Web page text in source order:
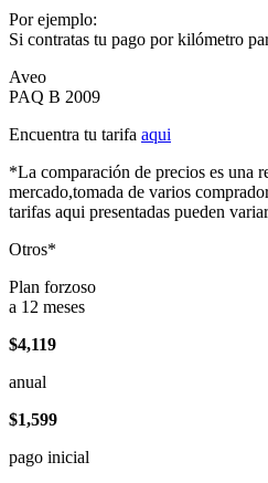
Por ejemplo:
Si contratas tu pago por kilómetro
Aveo
PAQ B 2009
Encuentra tu tarifa aqui
*La comparación de precios es una
mercado,tomada de varios
tarifas aqui presentadas pueden
Otros*
Plan forzoso
a 12 meses
$4,119
anual
$1,599
pago inicial